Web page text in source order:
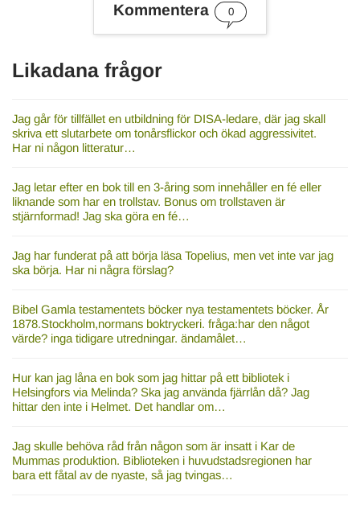
Kommentera 0
Likadana frågor
Jag går för tillfället en utbildning för DISA-ledare, där jag skall
skriva ett slutarbete om tonårsflickor och ökad aggressivitet.
Har ni någon litteratur…
Jag letar efter en bok till en 3-åring som innehåller en fé eller
liknande som har en trollstav. Bonus om trollstaven är
stjärnformad! Jag ska göra en fé…
Jag har funderat på att börja läsa Topelius, men vet inte var jag
ska börja. Har ni några förslag?
Bibel Gamla testamentets böcker nya testamentets böcker. År
1878.Stockholm,normans boktryckeri. fråga:har den något
värde? inga tidigare utredningar. ändamålet…
Hur kan jag låna en bok som jag hittar på ett bibliotek i
Helsingfors via Melinda? Ska jag använda fjärrlån då? Jag
hittar den inte i Helmet. Det handlar om…
Jag skulle behöva råd från någon som är insatt i Kar de
Mummas produktion. Biblioteken i huvudstadsregionen har
bara ett fåtal av de nyaste, så jag tvingas…